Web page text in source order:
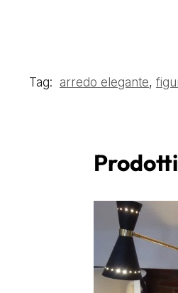
Tag: arredo elegante,